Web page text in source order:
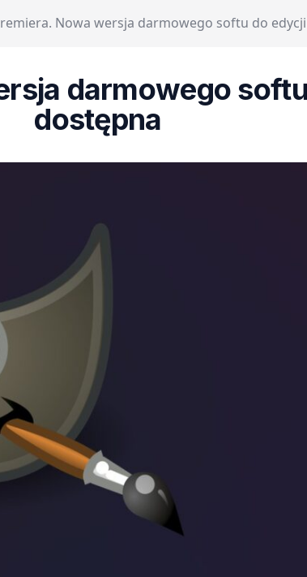
Nowa wersja darmowego softu do
darmowego
dostępna